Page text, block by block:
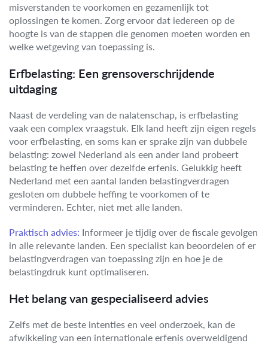
misverstanden te voorkomen en gezamenlijk tot
oplossingen te komen. Zorg ervoor dat iedereen op de
hoogte is van de stappen die genomen moeten worden en
welke wetgeving van toepassing is.
Erfbelasting: Een grensoverschrijdende
uitdaging
Naast de verdeling van de nalatenschap, is erfbelasting
vaak een complex vraagstuk. Elk land heeft zijn eigen regels
voor erfbelasting, en soms kan er sprake zijn van dubbele
belasting: zowel Nederland als een ander land probeert
belasting te heffen over dezelfde erfenis. Gelukkig heeft
Nederland met een aantal landen belastingverdragen
gesloten om dubbele heffing te voorkomen of te
verminderen. Echter, niet met alle landen.
Praktisch advies: Informeer je tijdig over de fiscale gevolgen
in alle relevante landen. Een specialist kan beoordelen of er
belastingverdragen van toepassing zijn en hoe je de
belastingdruk kunt optimaliseren.
Het belang van gespecialiseerd advies
Zelfs met de beste intenties en veel onderzoek, kan de
afwikkeling van een internationale erfenis overweldigend